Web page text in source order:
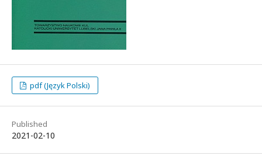
pdf (Język Polski)
Published
2021-02-10